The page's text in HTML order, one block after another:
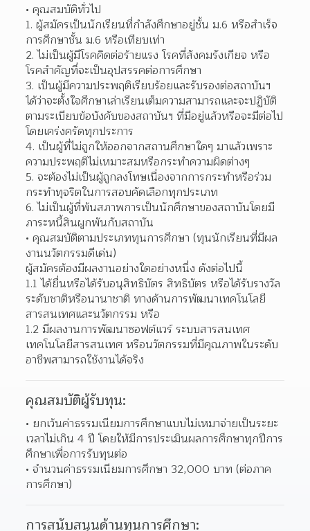
คุณสมบัติทั่วไป
1. ผู้สมัครเป็นนักเรียนที่กำลังศึกษาอยู่ชั้น ม.6 หรือสำเร็จ
การศึกษาชั้น ม.6 หรือเทียบเท่า
2. ไม่เป็นผู้มีโรคคิดต่อร้ายแรง โรคที่สังคมรังเกียจ หรือ
โรคสำคัญทึ่จะเป็นอุปสรรคต่อการศึกษา
3. เป็นผู้มีความประพฤติเรียบร้อยและรับรองต่อสถาบันฯ
ได้ว่าจะตั้งใจศึกษาเล่าเรียนเต็มความสามารถและจะปฏิบัติ
ตามระเบียบข้อบังคับของสถาบันฯ ที่มีอยู่แล้วหรือจะมีต่อไป
โดยเคร่งครัดทุกประการ
4. เป็นผู้ที่ไม่ถูกให้ออกจากสถานศึกษาใดๆ มาแล้วเพราะ
ความประพฤติไม่เหมาะสมหรือกระทำความผิดต่างๆ
5. จะต้องไม่เป็นผู้ถูกลงโทษเนื่องจากการกระทำหรือร่วม
กระทำทุจริตในการสอบคัดเลือกทุกประเภท
6. ไม่เป็นผู้ที่พ้นสภาพการเป็นนักศึกษาของสถาบันโดยมี
ภาระหนี้สินผูกพันกับสถาบัน
คุณสมบัติตามประเภททุนการศึกษา (ทุนนักเรียนที่มีผล
งานนวัตกรรมดีเด่น)
ผู้สมัครต้องมีผลงานอย่างใดอย่างหนึ่ง ดังต่อไปนี้
1.1 ได้ยื่นหรือได้รับอนุสิทธิบัตร สิทธิบัตร หรือได้รับรางวัล
ระดับชาติหรือนานาชาติ ทางด้านการพัฒนาเทคโนโลยี
สารสนเทศและนวัตกรรม หรือ
1.2 มีผลงานการพัฒนาซอฟต์แวร์ ระบบสารสนเทศ
เทคโนโลยีสารสนเทศ หรือนวัตกรรมที่มีคุณภาพในระดับ
อาชีพสามารถใช้งานได้จริง
คุณสมบัติผู้รับทุน:
ยกเว้นค่าธรรมเนียมการศึกษาแบบไม่เหมาจ่ายเป็นระยะ
เวลาไม่เกิน 4 ปี โดยให้มีการประเมินผลการศึกษาทุกปีการ
ศึกษาเพื่อการรับทุนต่อ
จำนวนค่าธรรมเนียมการศึกษา 32,000 บาท (ต่อภาค
การศึกษา)
การสนับสนุนด้านทุนการศึกษา: